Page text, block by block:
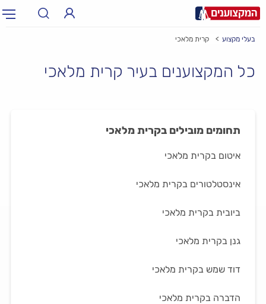
בעלי מקצוע קרית מלאכי
כל המקצוענים בעיר קרית מלאכי
תחומים מובילים בקרית מלאכי
איטום בקרית מלאכי
אינסטלטורים בקרית מלאכי
ביובית בקרית מלאכי
גנן בקרית מלאכי
דוד שמש בקרית מלאכי
הדברה בקרית מלאכי